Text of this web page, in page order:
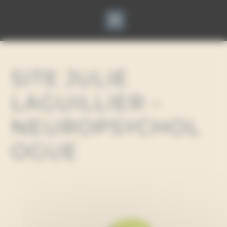
LAGUILLIER –
NEUROPSYCHOL
Panneau de gestion des cookies